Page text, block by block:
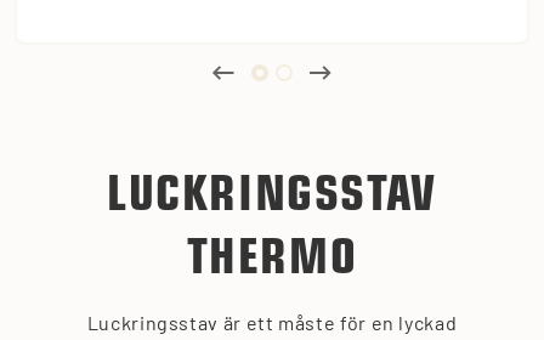
LUCKRINGSSTAV
THERMO
Luckringsstav är ett måste för en lyckad